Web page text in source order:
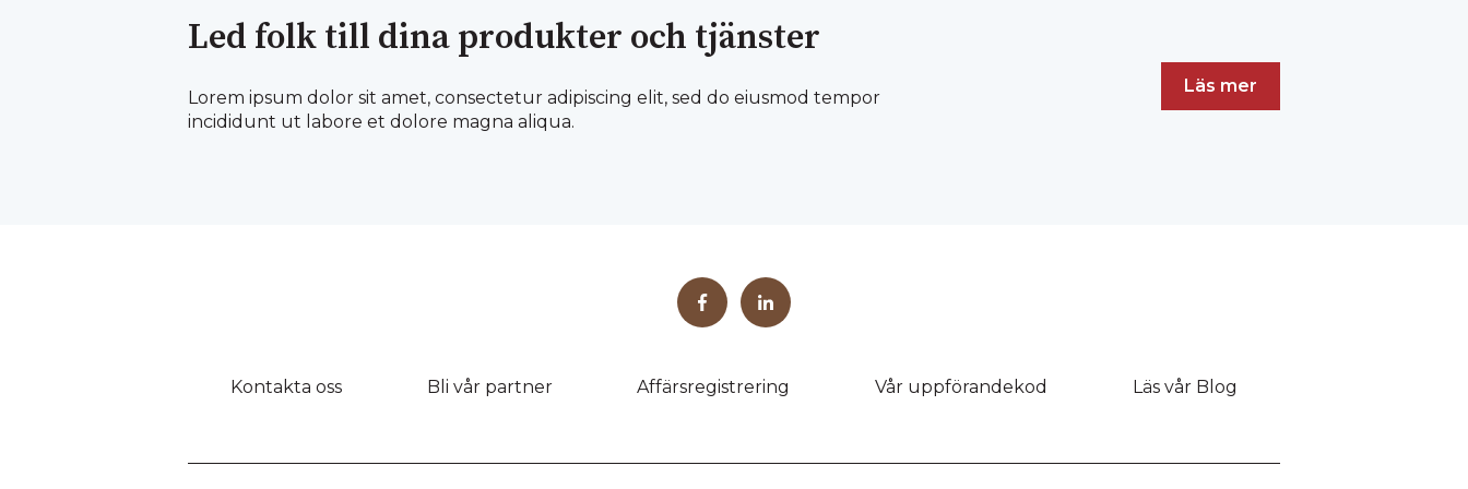
Led folk till dina produkter och tjänster
Lorem ipsum dolor sit amet, consectetur adipiscing elit, sed do eiusmod tempor
incididunt ut labore et dolore magna aliqua.
Läs mer
Kontakta oss Bli vår partner Affärsregistrering Vår uppförandekod Läs vår Blog